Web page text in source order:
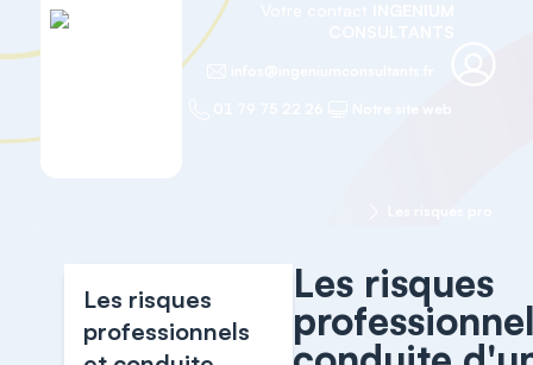
Les risques
professionnels
Les risques